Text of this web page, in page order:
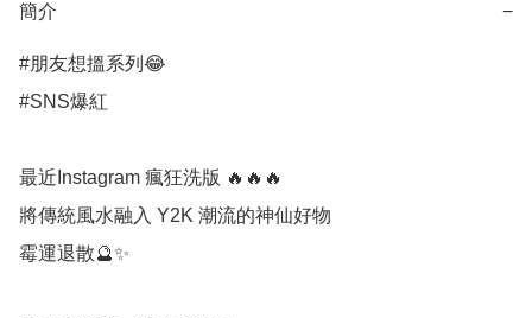
簡介 −
#朋友想搵系列😂
#SNS爆紅
最近Instagram 瘋狂洗版 🔥🔥🔥
將傳統風水融入 Y2K 潮流的神仙好物
霉運退散🔮✨